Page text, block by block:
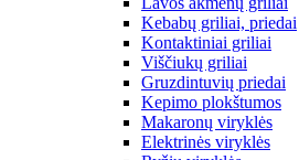
Kebabų griliai, priedai
Kontaktiniai griliai
Viščiukų griliai
Gruzdintuvių priedai
Kepimo plokštumos
Makaronų viryklės
Elektrinės viryklės